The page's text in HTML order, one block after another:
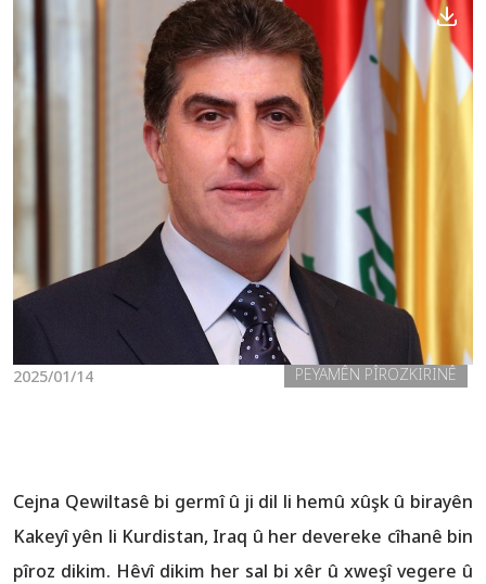
Galerî
2025/01/14 PEYAMÊN PÎROZKIRINÊ
Cejna Qewiltasê bi germî û ji dil li hemû xûşk û birayên
Kakeyî yên li Kurdistan, Iraq û her devereke cîhanê bin
pîroz dikim. Hêvî dikim her sal bi xêr û xweşî vegere û